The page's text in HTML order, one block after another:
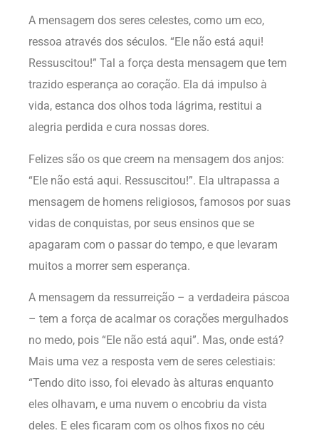
A mensagem dos seres celestes, como um eco,
ressoa através dos séculos. “Ele não está aqui!
Ressuscitou!” Tal a força desta mensagem que tem
trazido esperança ao coração. Ela dá impulso à
vida, estanca dos olhos toda lágrima, restitui a
alegria perdida e cura nossas dores.
Felizes são os que creem na mensagem dos anjos:
“Ele não está aqui. Ressuscitou!”. Ela ultrapassa a
mensagem de homens religiosos, famosos por suas
vidas de conquistas, por seus ensinos que se
apagaram com o passar do tempo, e que levaram
muitos a morrer sem esperança.
A mensagem da ressurreição – a verdadeira páscoa
– tem a força de acalmar os corações mergulhados
no medo, pois “Ele não está aqui”. Mas, onde está?
Mais uma vez a resposta vem de seres celestiais:
“Tendo dito isso, foi elevado às alturas enquanto
eles olhavam, e uma nuvem o encobriu da vista
deles. E eles ficaram com os olhos fixos no céu